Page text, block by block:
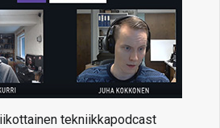
tekniikkapodcast